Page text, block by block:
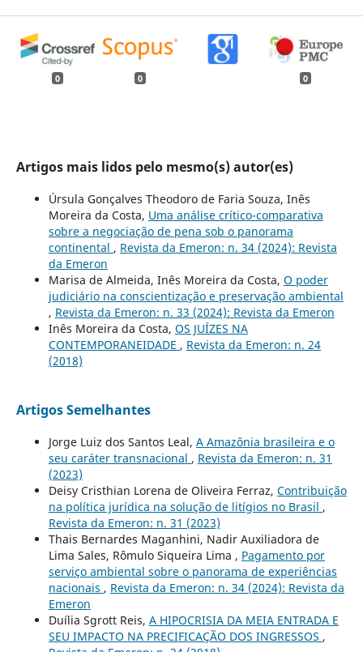
0 0 0
Artigos mais lidos pelo mesmo(s) autor(es)
Úrsula Gonçalves Theodoro de Faria Souza, Inês
Moreira da Costa, Uma análise crítico-comparativa
sobre a negociação de pena sob o panorama
continental , Revista da Emeron: n. 34 (2024): Revista
da Emeron
Marisa de Almeida, Inês Moreira da Costa, O poder
judiciário na conscientização e preservação ambiental
, Revista da Emeron: n. 33 (2024): Revista da Emeron
Inês Moreira da Costa, OS JUÍZES NA
CONTEMPORANEIDADE , Revista da Emeron: n. 24
(2018)
Artigos Semelhantes
Jorge Luiz dos Santos Leal, A Amazônia brasileira e o
seu caráter transnacional , Revista da Emeron: n. 31
(2023)
Deisy Cristhian Lorena de Oliveira Ferraz, Contribuição
na política jurídica na solução de litígios no Brasil ,
Revista da Emeron: n. 31 (2023)
Thais Bernardes Maganhini, Nadir Auxiliadora de
Lima Sales, Rômulo Siqueira Lima , Pagamento por
serviço ambiental sobre o panorama de experiências
nacionais , Revista da Emeron: n. 34 (2024): Revista da
Emeron
Duília Sgrott Reis, A HIPOCRISIA DA MEIA ENTRADA E
SEU IMPACTO NA PRECIFICAÇÃO DOS INGRESSOS ,